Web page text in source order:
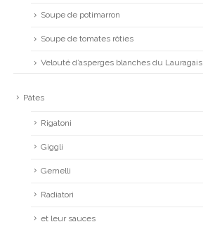
Soupe de potimarron
Soupe de tomates rôties
Velouté d’asperges blanches du Lauragais
Pâtes
Rigatoni
Giggli
Gemelli
Radiatori
et leur sauces